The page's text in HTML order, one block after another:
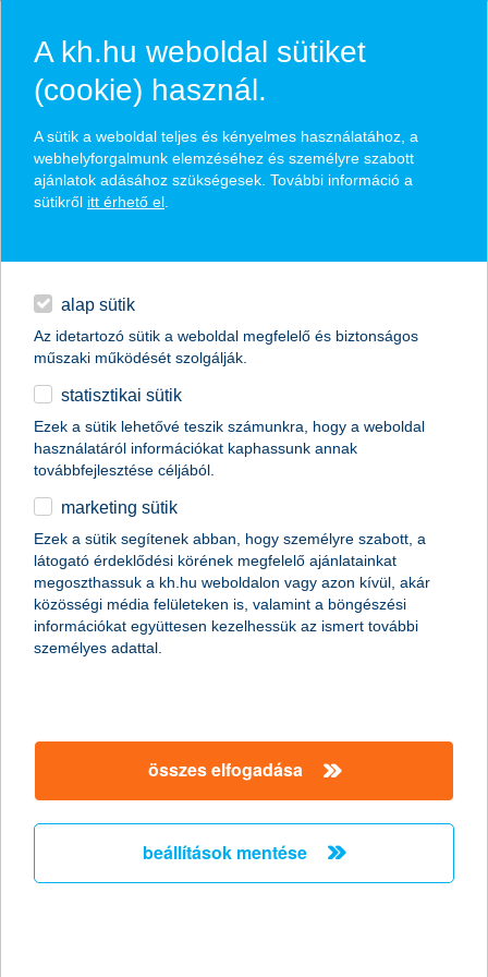
English
hírek és hivatalos
közzétételek
A legjobb kereskedelemfinanszírozási
bank címet kapta a K&H Bank
Magyarországon
A Global Finance magazin ismét a K&H Banknak ítélte a legjobb
kereskedelemfinanszírozási bank címet Magyarországon (Best
Trade Finance Provider in Hungary 2011).
A kh.hu weboldal sütiket
(cookie) használ.
A sütik a weboldal teljes és kényelmes használatához, a
webhelyforgalmunk elemzéséhez és személyre szabott
ajánlatok adásához szükségesek. További információ a
sütikről itt érhető el
alap sütik
Az idetartozó sütik a weboldal megfelelő és biztonságos
műszaki működését szolgálják.
statisztikai sütik
Ezek a sütik lehetővé teszik számunkra, hogy a weboldal
használatáról információkat kaphassunk annak
továbbfejlesztése céljából.
marketing sütik
Ezek a sütik segítenek abban, hogy személyre szabott, a
látogató érdeklődési körének megfelelő ajánlatainkat
megoszthassuk a kh.hu weboldalon vagy azon kívül, akár
közösségi média felületeken is, valamint a böngészési
információkat együttesen kezelhessük az ismert további
személyes adattal.
összes elfogadása
beállítások mentése